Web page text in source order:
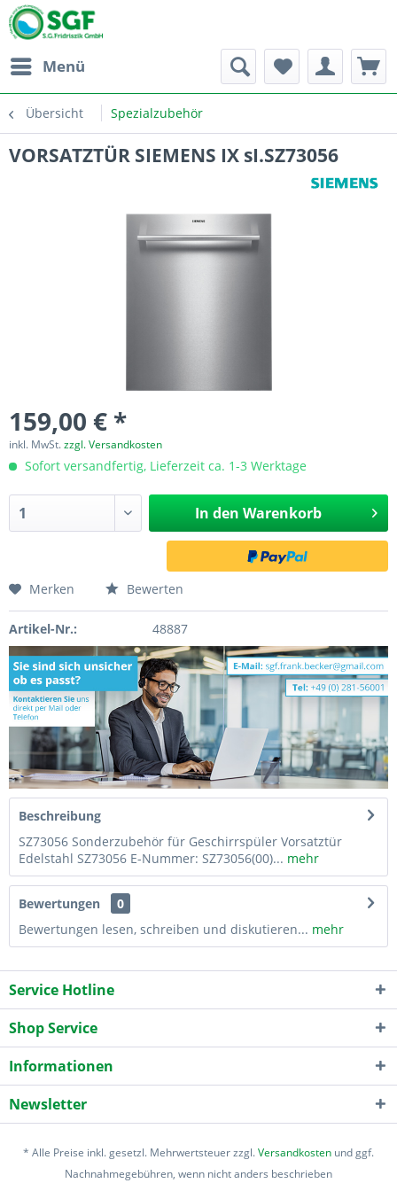
Menü
Übersicht Spezialzubehör
VORSATZTÜR SIEMENS IX sI.SZ73056
159,00 € *
inkl. MwSt.zzgl. Versandkosten
Sofort versandfertig, Lieferzeit ca. 1-3 Werktage
In den Warenkorb
Merken Bewerten
Artikel-Nr.: 48887
Beschreibung
SZ73056 Sonderzubehör für Geschirrspüler Vorsatztür
Edelstahl SZ73056 E-Nummer: SZ73056(00)... mehr
Bewertungen
0
Bewertungen lesen, schreiben und diskutieren... mehr
Service Hotline
Shop Service
Informationen
Newsletter
* Alle Preise inkl. gesetzl. Mehrwertsteuer zzgl.Versandkosten und ggf.
Nachnahmegebühren, wenn nicht anders beschrieben